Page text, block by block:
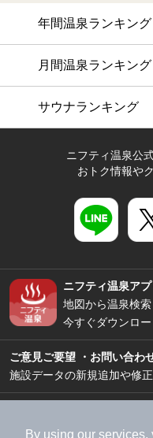
By using our
年間温泉ランキング
月間温泉ランキング
サウナランキング
ニフティ温泉公
おトク情報や
ニフティ温泉アプ
地図から温泉検
今すぐダウンロー
ご意見ご要望 ・お問い合わ
施設データの新規追加や修
加盟店募集（資